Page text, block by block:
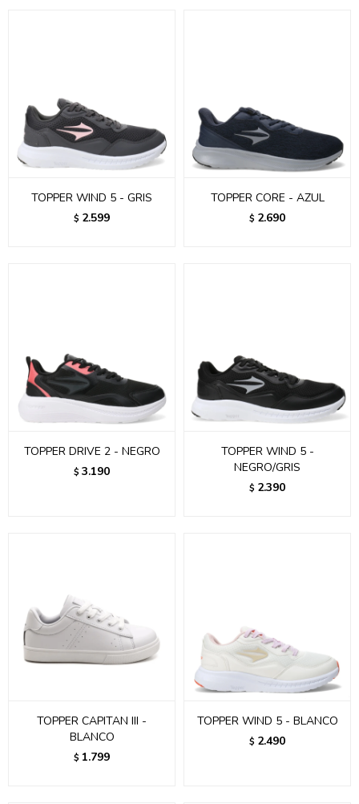
TOPPER WIND 5 - GRIS
$ 2.599
TOPPER CORE - AZUL
$ 2.690
TOPPER DRIVE 2 - NEGRO
$ 3.190
TOPPER WIND 5 -
NEGRO/GRIS
$ 2.390
TOPPER CAPITAN III -
BLANCO
$ 1.799
TOPPER WIND 5 - BLANCO
$ 2.490